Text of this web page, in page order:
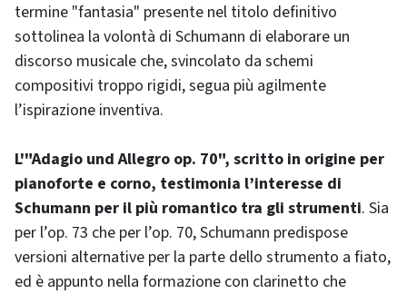
termine "fantasia" presente nel titolo definitivo
sottolinea la volontà di Schumann di elaborare un
discorso musicale che, svincolato da schemi
compositivi troppo rigidi, segua più agilmente
l’ispirazione inventiva.
L'"Adagio und Allegro op. 70", scritto in origine per
pianoforte e corno, testimonia l’interesse di
Schumann per il più romantico tra gli strumenti. Sia
per l’op. 73 che per l’op. 70, Schumann predispose
versioni alternative per la parte dello strumento a fiato,
ed è appunto nella formazione con clarinetto che